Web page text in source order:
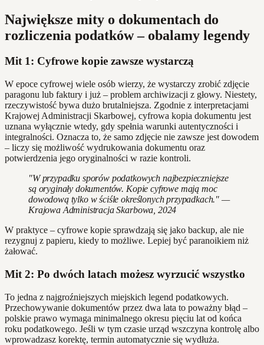
Największe mity o dokumentach do
rozliczenia podatków – obalamy legendy
Mit 1: Cyfrowe kopie zawsze wystarczą
W epoce cyfrowej wiele osób wierzy, że wystarczy zrobić zdjęcie
paragonu lub faktury i już – problem archiwizacji z głowy. Niestety,
rzeczywistość bywa dużo brutalniejsza. Zgodnie z interpretacjami
Krajowej Administracji Skarbowej, cyfrowa kopia dokumentu jest
uznana wyłącznie wtedy, gdy spełnia warunki autentyczności i
integralności. Oznacza to, że samo zdjęcie nie zawsze jest dowodem
– liczy się możliwość wydrukowania dokumentu oraz
potwierdzenia jego oryginalności w razie kontroli.
"W przypadku sporów podatkowych najbezpieczniejsze
są oryginały dokumentów. Kopie cyfrowe mają moc
dowodową tylko w ściśle określonych przypadkach." —
Krajowa Administracja Skarbowa, 2024
W praktyce – cyfrowe kopie sprawdzają się jako backup, ale nie
rezygnuj z papieru, kiedy to możliwe. Lepiej być paranoikiem niż
żałować.
Mit 2: Po dwóch latach możesz wyrzucić wszystko
To jedna z najgroźniejszych miejskich legend podatkowych.
Przechowywanie dokumentów przez dwa lata to poważny błąd –
polskie prawo wymaga minimalnego okresu pięciu lat od końca
roku podatkowego. Jeśli w tym czasie urząd wszczyna kontrolę albo
wprowadzasz korektę, termin automatycznie się wydłuża.